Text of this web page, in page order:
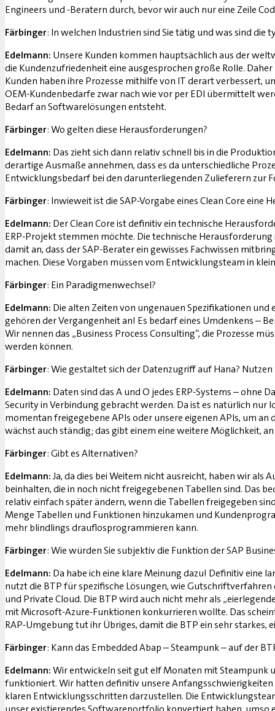
Engineers und -Beratern durch, bevor wir auch nur eine Zeile
Färbinger: In welchen Industrien sind Sie tätig und was sind
Edelmann: Unsere Kunden kommen hauptsächlich aus der
die Kundenzufriedenheit eine ausgesprochen große Rolle.
Kunden haben ihre Prozesse mithilfe von IT derart verbessert,
OEM-Kundenbedarfe zwar nach wie vor per EDI übermittelt
Bedarf an Softwarelösungen entsteht.
Färbinger: Wo gelten diese Herausforderungen?
Edelmann: Das zieht sich dann relativ schnell bis in die
derartige Ausmaße annehmen, dass es da unterschiedliche
Entwicklungsbedarf bei den darunterliegenden Zulieferern zur
Färbinger: Inwieweit ist die SAP-Vorgabe eines Clean Core eine
Edelmann: Der Clean Core ist definitiv ein technische
ERP-Projekt stemmen möchte. Die technische
damit an, dass der SAP-Berater ein gewisses Fachwissen
machen. Diese Vorgaben müssen vom Entwicklungsteam in
Färbinger: Ein Paradigmenwechsel?
Edelmann: Die alten Zeiten von ungenauen Spezifikationen
gehören der Vergangenheit an! Es bedarf eines Umdenkens –
Wir nennen das „Business Process Consulting“, die Prozesse
werden können.
Färbinger: Wie gestaltet sich der Datenzugriff auf Hana?
Edelmann: Daten sind das A und O jedes ERP-Systems – ohne
Security in Verbindung gebracht werden. Da ist es natürlich nur
momentan freigegebene APIs oder unsere eigenen APIs, um
wächst auch ständig; das gibt einem eine weitere Möglichkeit,
Färbinger: Gibt es Alternativen?
Edelmann:Ja, da dies bei Weitem nicht ausreicht, haben wir als
beinhalten, die in noch nicht freigegebenen Tabellen sind.
relativ einfach später ändern, wenn die Tabellen freigegeben
Menge Tabellen und Funktionen hinzukamen und
mehr blindlings drauflosprogrammieren kann.
Färbinger: Wie würden Sie subjektiv die Funktion der SAP
Edelmann: Da habe ich eine klare Meinung dazu! Definitiv eine
nutzt die BTP für spezifische Lösungen, wie
und Private Cloud. Die BTP wird auch nicht mehr als
mit Microsoft-Azure-Funktionen konkurrieren wollte. Das
RAP-Umgebung tut ihr Übriges, damit die BTP ein sehr
Färbinger: Kann das Embedded Abap – Steampunk – auf der
Edelmann:Wir entwickeln seit gut elf Monaten mit Steampunk
funktioniert. Wir hatten definitiv unsere
klaren Entwicklungsschritten darzustellen. Die